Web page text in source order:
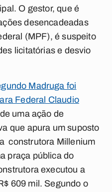
O gestor, que é
desencadeadas
(MPF), é suspeito
licitatórias e desvio
Madruga foi
Federal Claudio
uma ação de
que apura um suposto
construtora Millenium
praça pública do
executou a
609 mil. Segundo o